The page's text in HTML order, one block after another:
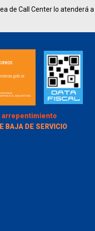
de Call Center lo atenderá
arrepentimiento
BAJA DE SERVICIO